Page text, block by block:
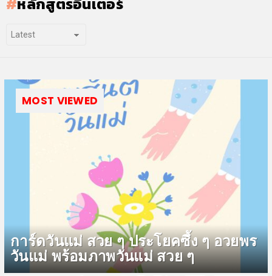
MOST VIEWED
การ์ดวันแม่ สวย ๆ ประโยคซึ้ง ๆ อวยพร
วันแม่ พร้อมภาพวันแม่ สวย ๆ